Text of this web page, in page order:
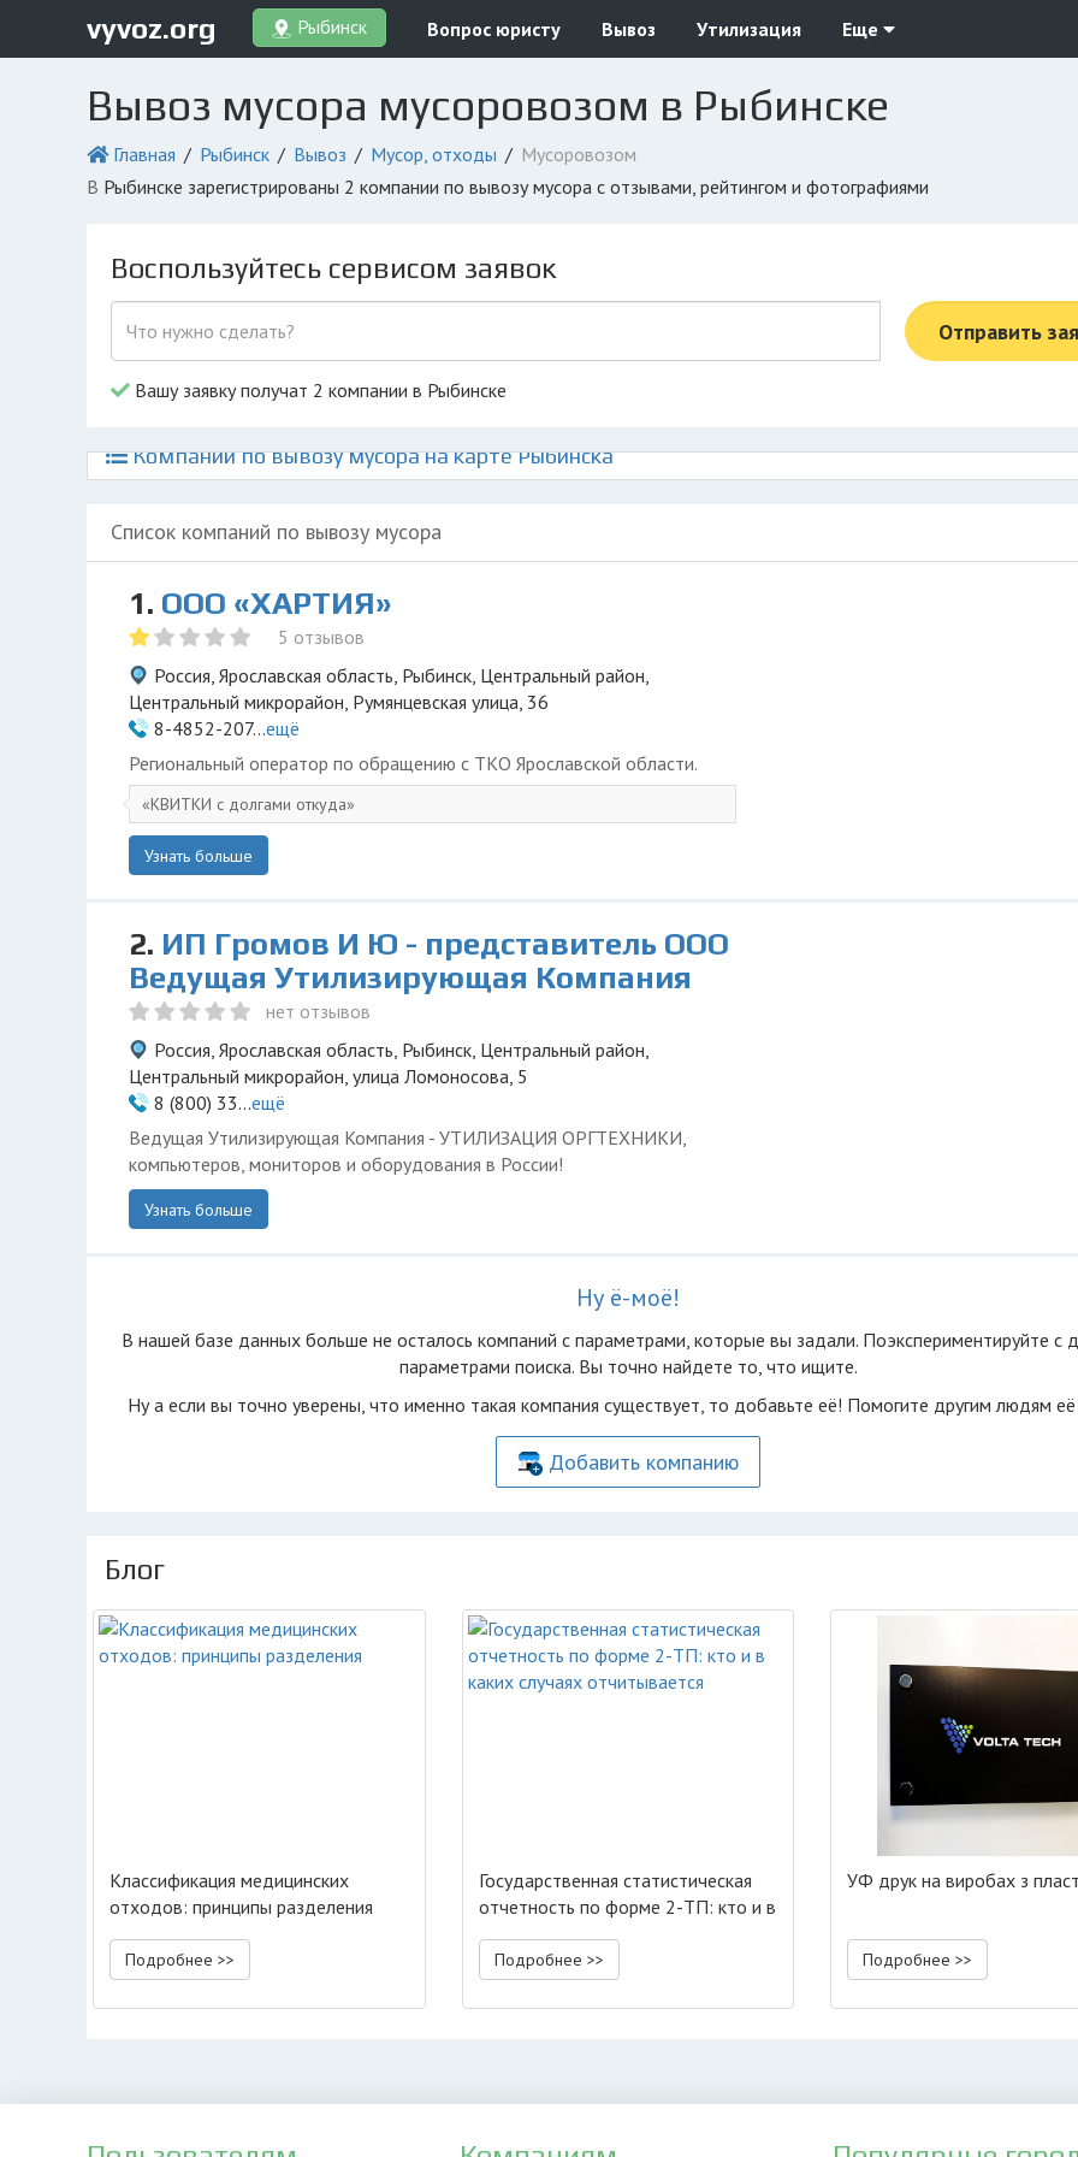
vyvoz.org Рыбинск Вопрос юристу Вывоз Утилизация Еще
Вывоз мусора мусоровозом в Рыбинске
Главная Рыбинск Вывоз Мусор, отходы
Мусоровозом
в Рыбинске зарегистрированы 2 компании по вывозу мусора с отзывами, рейтингом и фотографиями
Воспользуйтесь сервисом заявок
Отправить
Вашу заявку получат 2 компании в Рыбинске
Компании по вывозу мусора на карте Рыбинска
Список компаний по вывозу мусора
1. ООО «ХАРТИЯ»
5 отзывов
Россия, Ярославская область, Рыбинск, Центральный район,
Центральный микрорайон, Румянцевская улица, 36
8-4852-207...ещё
Региональный оператор по обращению с ТКО Ярославской области.
КВИТКИ с долгами откуда
Узнать больше
2. ИП Громов И Ю - представитель ООО
Ведущая Утилизирующая Компания
нет отзывов
Россия, Ярославская область, Рыбинск, Центральный район,
Центральный микрорайон, улица Ломоносова, 5
8 (800) 33...ещё
Ведущая Утилизирующая Компания - УТИЛИЗАЦИЯ ОРГТЕХНИКИ,
компьютеров, мониторов и оборудования в России!
Узнать больше
Ну ё-моё!
В нашей базе данных больше не осталоcь компаний с параметрами, которые вы задали. Поэкспериментируйте с
параметрами поиска. Вы точно найдете то, что ищите.
Ну а если вы точно уверены, что именно такая компания существует, то добавьте её! Помогите другим людям
Добавить компанию
Блог
Классификация медицинских
отходов: принципы разделения
Подробнее >>
Государственная статистическая
отчетность по форме 2-ТП: кто и в
каких случаях отчитывается
Подробнее >>
УФ друк на виробах з
Подробнее >>